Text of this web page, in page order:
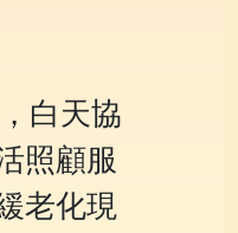
白天協
照顧服
老化現